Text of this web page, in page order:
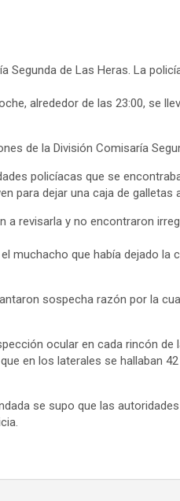
Segunda de Las Heras. La
alrededor de las 23:00, se
de la División Comisaría
policíacas que se
para dejar una caja de galletas
revisarla y no encontraron
muchacho que había dejado la
sospecha razón por la
ocular en cada rincón de
en los laterales se hallaban
se supo que las